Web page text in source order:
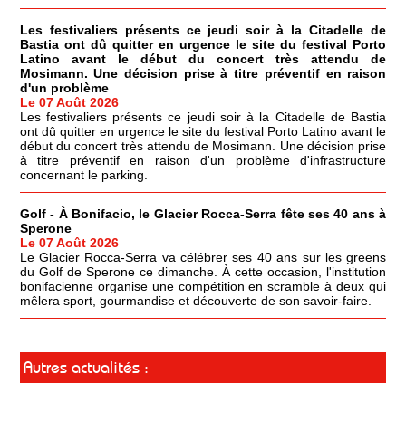
Les festivaliers présents ce jeudi soir à la Citadelle de
Bastia ont dû quitter en urgence le site du festival Porto
Latino avant le début du concert très attendu de
Mosimann. Une décision prise à titre préventif en raison
d'un problème
Le 07 Août 2026
Les festivaliers présents ce jeudi soir à la Citadelle de Bastia
ont dû quitter en urgence le site du festival Porto Latino avant le
début du concert très attendu de Mosimann. Une décision prise
à titre préventif en raison d'un problème d'infrastructure
concernant le parking.
Golf - À Bonifacio, le Glacier Rocca-Serra fête ses 40 ans à
Sperone
Le 07 Août 2026
Le Glacier Rocca-Serra va célébrer ses 40 ans sur les greens
du Golf de Sperone ce dimanche. À cette occasion, l'institution
bonifacienne organise une compétition en scramble à deux qui
mêlera sport, gourmandise et découverte de son savoir-faire.
Autres actualités :